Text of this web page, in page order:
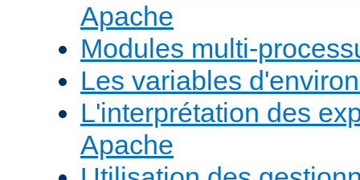
Apache
Modules multi-
Les variables
L'interprétation des
Apache